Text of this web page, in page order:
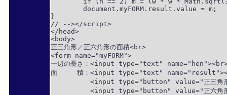
}
// --></script>
</head>
<body>
正三角形／正六角形の面積<br>
<form name="myFORM">
一辺の長さ：<input type="text"
面　　　積：<input type="text"
<input type="button" value="正三角形
<input type="button" value="正六角形